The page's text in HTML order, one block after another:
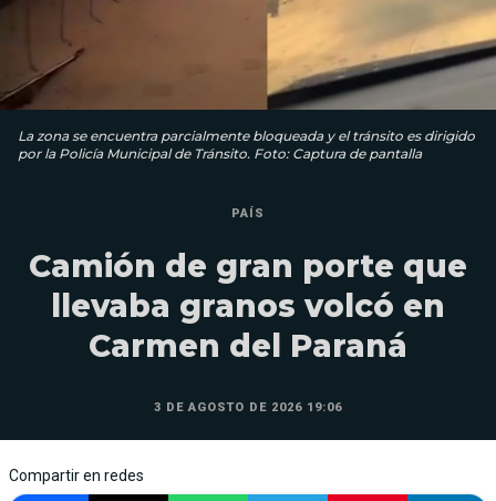
La zona se encuentra parcialmente bloqueada y el tránsito es dirigido
por la Policía Municipal de Tránsito. Foto: Captura de pantalla
PAÍS
Camión de gran porte que
llevaba granos volcó en
Carmen del Paraná
3 DE AGOSTO DE 2026 19:06
Compartir en redes